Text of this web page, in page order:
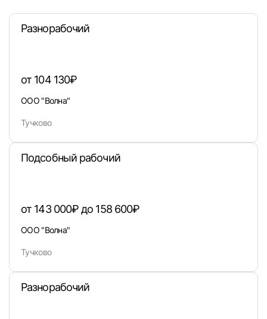
Разнорабочий
от 104 130₽
ООО "Волна"
Тучково
Подсобный рабочий
от 143 000₽ до 158 600₽
ООО "Волна"
Тучково
Разнорабочий